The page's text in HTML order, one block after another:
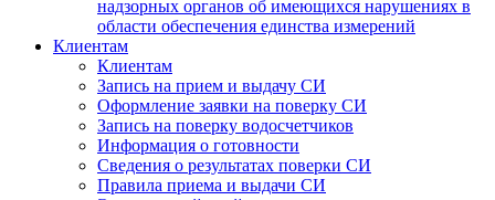
надзорных органов об имеющихся нарушениях в
области обеспечения единства измерений
Клиентам
Клиентам
Запись на прием и выдачу СИ
Оформление заявки на поверку СИ
Запись на поверку водосчетчиков
Информация о готовности
Сведения о результатах поверки СИ
Правила приема и выдачи СИ